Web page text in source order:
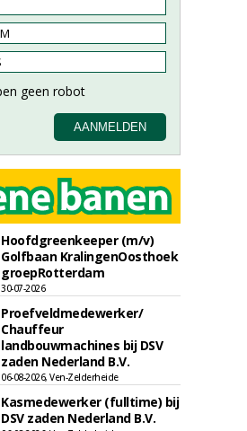
Hoofdgreenkeeper (m/v)
Golfbaan KralingenOosthoek
groepRotterdam
30-07-2026
Proefveldmedewerker/
Chauffeur
landbouwmachines bij DSV
zaden Nederland B.V.
06-08-2026, Ven-Zelderheide
Kasmedewerker (fulltime) bij
DSV zaden Nederland B.V.